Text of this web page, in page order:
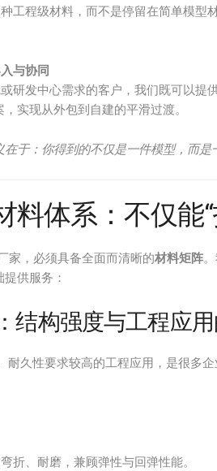
工程级材料，而不是停留在简单模型
与协同
研发中心需求的客户，我们既可以提
实现从外包到自建的平滑过渡。
于：你得到的不仅是一件模型，而是
料体系：不仅能“
家，必须具备全面而清晰的材料矩阵
供服务：
结构强度与工程应
耐久性要求较高的工程应用，是很多企
折、耐磨，兼顾弹性与回弹性能。